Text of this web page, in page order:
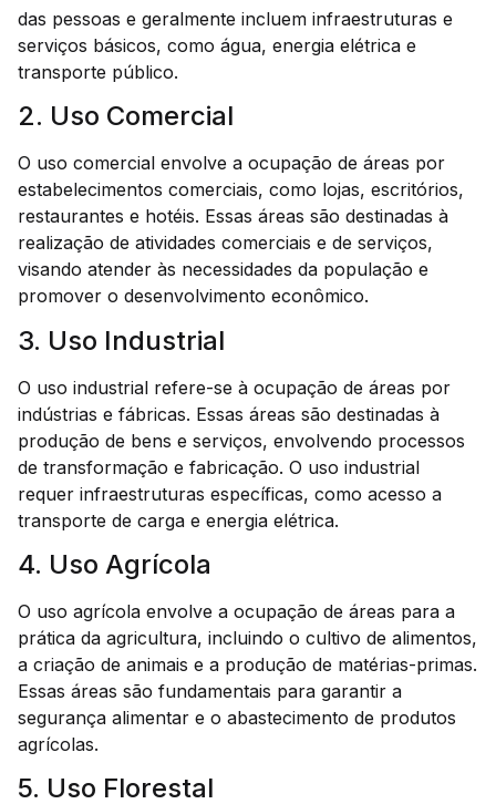
das pessoas e geralmente incluem infraestruturas e
serviços básicos, como água, energia elétrica e
transporte público.
2. Uso Comercial
O uso comercial envolve a ocupação de áreas por
estabelecimentos comerciais, como lojas, escritórios,
restaurantes e hotéis. Essas áreas são destinadas à
realização de atividades comerciais e de serviços,
visando atender às necessidades da população e
promover o desenvolvimento econômico.
3. Uso Industrial
O uso industrial refere-se à ocupação de áreas por
indústrias e fábricas. Essas áreas são destinadas à
produção de bens e serviços, envolvendo processos
de transformação e fabricação. O uso industrial
requer infraestruturas específicas, como acesso a
transporte de carga e energia elétrica.
4. Uso Agrícola
O uso agrícola envolve a ocupação de áreas para a
prática da agricultura, incluindo o cultivo de alimentos,
a criação de animais e a produção de matérias-primas.
Essas áreas são fundamentais para garantir a
segurança alimentar e o abastecimento de produtos
agrícolas.
5. Uso Florestal